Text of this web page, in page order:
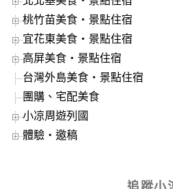
桃竹苗美食‧景點住宿
宜花東美食‧景點住宿
高屏美食‧景點住宿
台灣外島美食‧景點住宿
團購、宅配美食
小凉周遊列國
體驗‧邀稿